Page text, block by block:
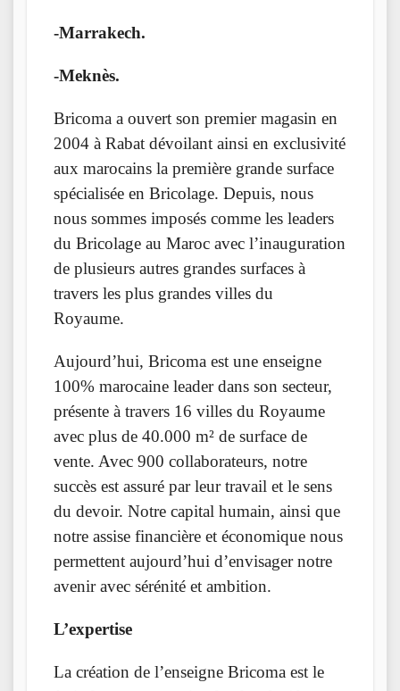
-Marrakech.
-Meknès.
Bricoma a ouvert son premier magasin en
2004 à Rabat dévoilant ainsi en exclusivité
aux marocains la première grande surface
spécialisée en Bricolage. Depuis, nous
nous sommes imposés comme les leaders
du Bricolage au Maroc avec l’inauguration
de plusieurs autres grandes surfaces à
travers les plus grandes villes du
Royaume.
Aujourd’hui, Bricoma est une enseigne
100% marocaine leader dans son secteur,
présente à travers 16 villes du Royaume
avec plus de 40.000 m² de surface de
vente. Avec 900 collaborateurs, notre
succès est assuré par leur travail et le sens
du devoir. Notre capital humain, ainsi que
notre assise financière et économique nous
permettent aujourd’hui d’envisager notre
avenir avec sérénité et ambition.
L’expertise
La création de l’enseigne Bricoma est le